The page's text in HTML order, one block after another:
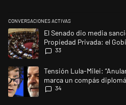
CONVERSACIONES ACTIVAS
Este listado muestra los artículos
Un artículo de tendencia con el título
El Senado dio media
Propiedad Privada: el
del Manejo del Fuego
33
Un artículo de tendencia con el título
Tensión Lula-Milei:
marca un compás
acostumbrados"
34